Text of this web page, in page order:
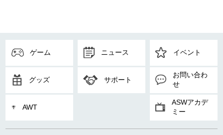
ゲーム ニュース イベント
グッズ サポート
お問い合わ
せ
AWT
ASWアカデ
ミー